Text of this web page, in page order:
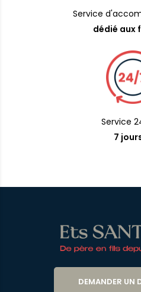
Service
dédié aux
Service
7
DEMANDER UN